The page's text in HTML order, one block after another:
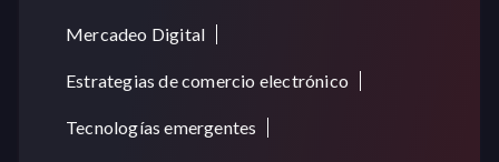
Mercadeo Digital
Estrategias de comercio electrónico
Tecnologías emergentes